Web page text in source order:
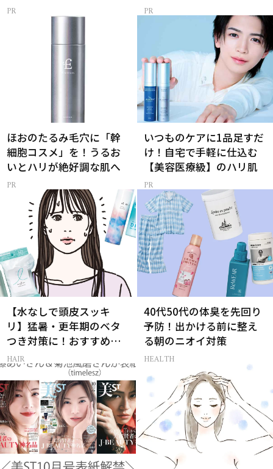
ほおのたるみ毛穴に「幹
細胞コスメ」を！うるお
いとハリが絶好調な肌へ
いつものケアに1品足すだ
け！自宅で手軽に仕込む
【美容医療級】のハリ肌
【水なしで頭皮スッキ
リ】猛暑・更年期のベタ
つき対策に！おすすめ最
新ドライシャンプー4選
HAIR
40代50代の体臭を先回り
予防！出かける前に整え
る朝のニオイ対策
HEALTH